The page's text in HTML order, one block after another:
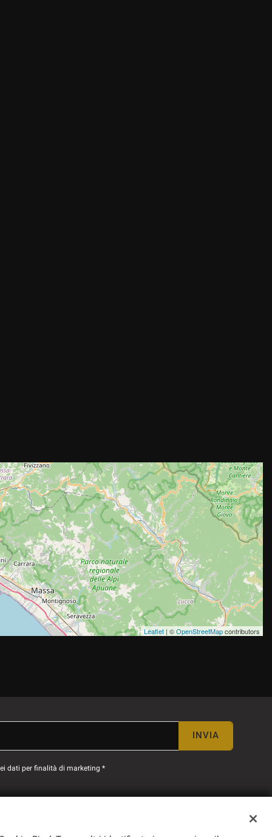
Leaflet | ©OpenStreetMapcontributors
INVIA
dati per finalità di marketing *